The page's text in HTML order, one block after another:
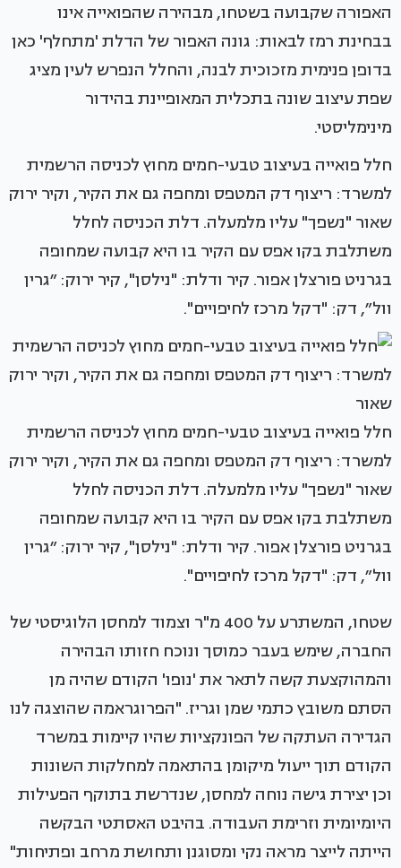
האפורה שקבועה בשטחו, מבהירה שהפואייה אינו
בבחינת רמז לבאות: גונה האפור של הדלת 'מתחלף' כאן
בדופן פנימית מזכוכית לבנה, והחלל הנפרש לעין מציג
שפת עיצוב שונה בתכלית המאופיינת בהידור
מינימליסטי.
חלל פואייה בעיצוב טבעי-חמים מחוץ לכניסה הרשמית
למשרד: ריצוף דק המטפס ומחפה גם את הקיר, וקיר ירוק
שאור "נשפך" עליו מלמעלה. דלת הכניסה לחלל
משתלבת בקו אפס עם הקיר בו היא קבועה שמחופה
בגרניט פורצלן אפור. קיר ודלת: "נילסן", קיר ירוק: ״גרין
וול״, דק: "דקל מרכז לחיפויים".
חלל פואייה בעיצוב טבעי-חמים מחוץ לכניסה הרשמית
למשרד: ריצוף דק המטפס ומחפה גם את הקיר, וקיר ירוק
שאור "נשפך" עליו מלמעלה. דלת הכניסה לחלל
משתלבת בקו אפס עם הקיר בו היא קבועה שמחופה
בגרניט פורצלן אפור. קיר ודלת: "נילסן", קיר ירוק: ״גרין
וול״, דק: "דקל מרכז לחיפויים".
שטחו, המשתרע על 400 מ"ר וצמוד למחסן הלוגיסטי של
החברה, שימש בעבר כמוסך ונוכח חזותו הבהירה
והמהוקצעת קשה לתאר את 'נופו' הקודם שהיה מן
הסתם משובץ כתמי שמן וגריז. "הפרוגראמה שהוצגה לנו
הגדירה העתקה של הפונקציות שהיו קיימות במשרד
הקודם תוך ייעול מיקומן בהתאמה למחלקות השונות
וכן יצירת גישה נוחה למחסן, שנדרשת בתוקף הפעילות
היומיומית וזרימת העבודה. בהיבט האסתטי הבקשה
הייתה לייצר מראה נקי ומסוגנן ותחושת מרחב ופתיחות"